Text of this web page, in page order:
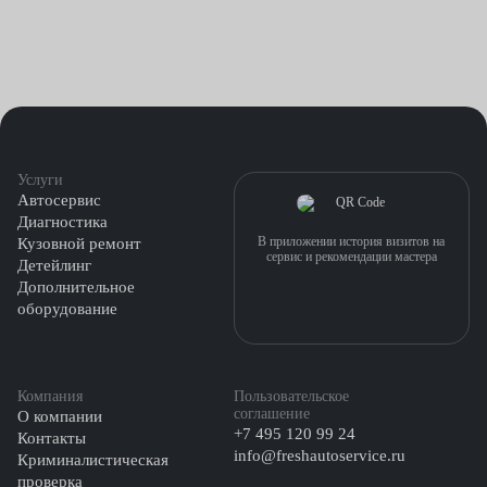
Услуги
Автосервис
Диагностика
Кузовной ремонт
Детейлинг
Дополнительное
оборудование
Компания
О компании
Контакты
Криминалистическая
проверка
Пользовательское
соглашение
+7 495 120 99 24
info@freshautoservice.ru
В приложении история визитов на
сервис и рекомендации мастера